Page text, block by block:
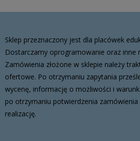
Sklep przeznaczony jest dla placówek
Dostarczamy oprogramowanie oraz inne
Zamówienia złożone w sklepie należy
ofertowe. Po otrzymaniu zapytania
wycenę, informację o możliwości i
po otrzymaniu potwierdzenia
realizację.